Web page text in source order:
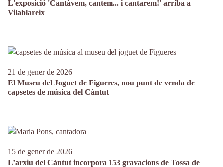
L'exposició 'Cantàvem, cantem... i cantarem!' arriba a
Vilablareix
21 de gener de 2026
El Museu del Joguet de Figueres, nou punt de venda de
capsetes de música del Càntut
15 de gener de 2026
L’arxiu del Càntut incorpora 153 gravacions de Tossa de